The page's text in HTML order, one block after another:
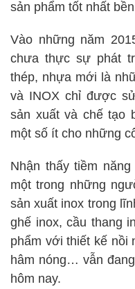
sản phẩm tốt nhất
Vào những năm
chưa thực sự phát
thép, nhựa mới là
và INOX chỉ được
sản xuất và chế tạo
một số ít cho những
Nhận thấy tiềm
một trong những
sản xuất inox trong
ghế inox, cầu thang
phẩm với thiết kế nồi
hâm nóng… vẫn
hôm nay.